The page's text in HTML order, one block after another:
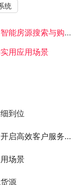
统
与购房决策的得力助手
用应用场景
到位
效客户服务新时代
场景
源